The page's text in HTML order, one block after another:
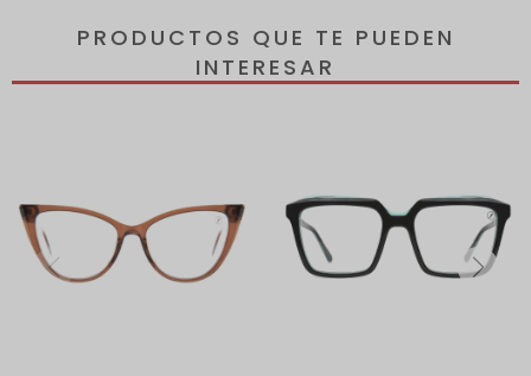
PRODUCTOS QUE TE PUEDEN
INTERESAR